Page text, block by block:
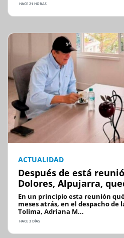
HACE 21 HORAS
ACTUALIDAD
Después de está
Dolores, Alpujarra,
En un principio esta reunión
meses atrás, en el despacho de
Tolima, Adriana M...
HACE 3 DÍAS